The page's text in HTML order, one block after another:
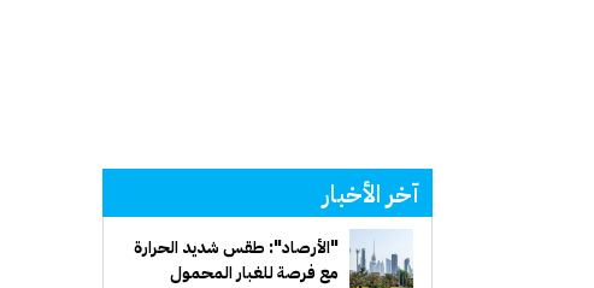
آخر الأخبار
"الأرصاد": طقس شديد الحرارة
مع فرصة للغبار المحمول